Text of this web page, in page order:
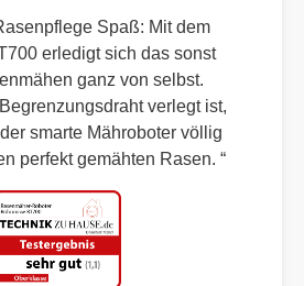
Spaß: Mit dem
erledigt sich das sonst
ganz von selbst.
verlegt ist,
smarte Mähroboter völlig
perfekt gemähten Rasen.